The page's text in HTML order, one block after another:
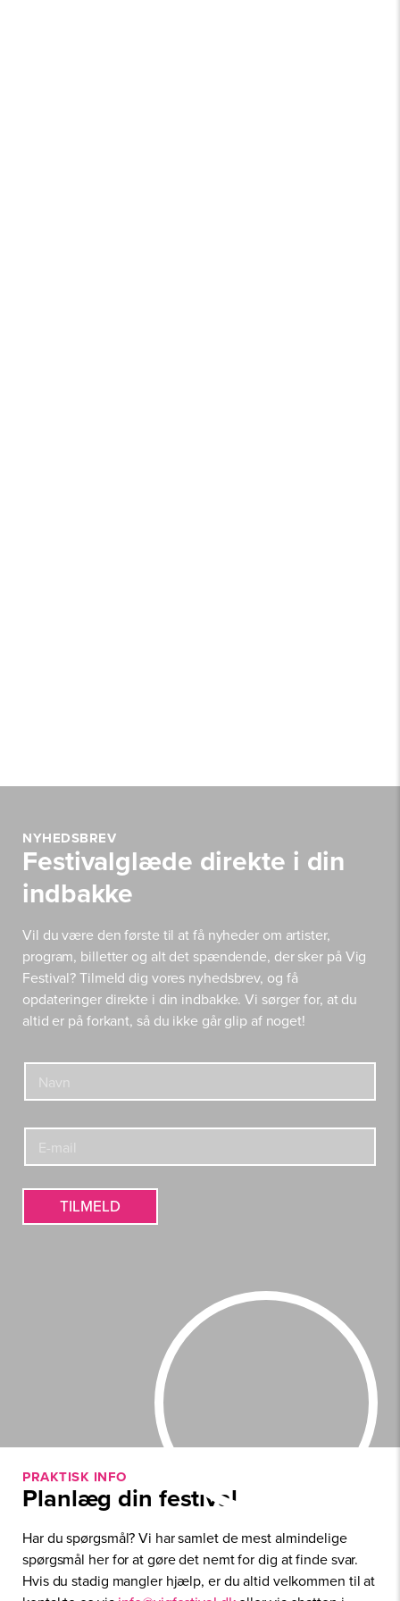
NYHEDSBREV
Festivalglæde direkte i din
indbakke
Vil du være den første til at få nyheder om artister,
program, billetter og alt det spændende, der sker på Vig
Festival? Tilmeld dig vores nyhedsbrev, og få
opdateringer direkte i din indbakke. Vi sørger for, at du
altid er på forkant, så du ikke går glip af noget!
E
i
N
v
E
N
v
E
m
a
l
TILMELD
PRAKTISK INFO
Planlæg din festival
Har du spørgsmål? Vi har samlet de mest almindelige
spørgsmål her for at gøre det nemt for dig at finde svar.
Hvis du stadig mangler hjælp, er du altid velkommen til at